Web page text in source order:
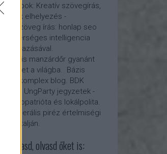
Honlapok: Kreatív szövegírás,
pr cikk elhelyezés -
webszöveg írás: honlap seo
mesterséges intelligencia
alkalmazásával.
Virtuális manzárdőr gyanánt
tekinget a világba. Bázis
blog, komplex blog. BDK
piréz - UngParty jegyzetek -
Kozmopatrióta és lokálpolita.
Egy liberális piréz értelmiségi
Kárpátalján.
Látogasd, olvasd őket is: